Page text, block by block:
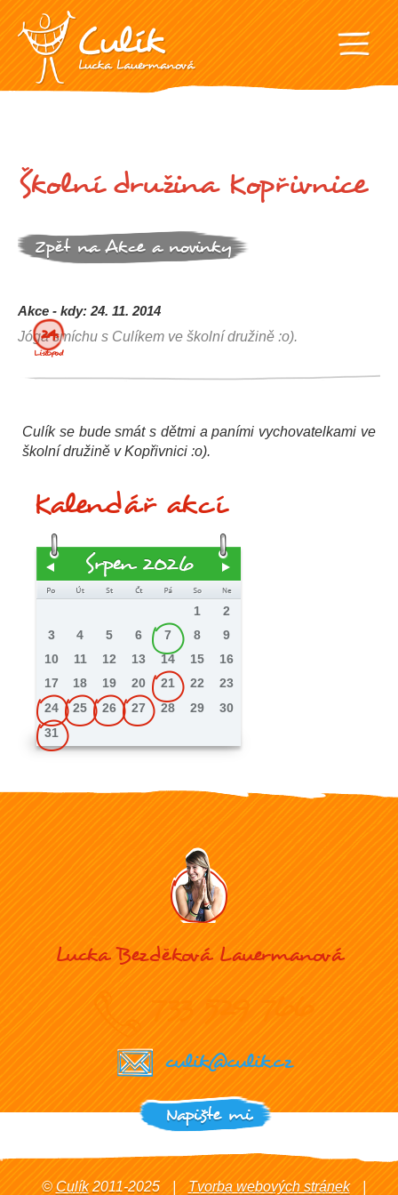
Školní družina Kopřivnice
Zpět na Akce a novinky
24.
Listopad
Akce - kdy: 24. 11. 2014
Jóga smíchu s Culíkem ve školní družině :o).
Culík se bude smát s dětmi a paními vychovatelkami ve
školní družině v Kopřivnici :o).
Kalendář akcí
Srpen 2026
1
2
3
4 5 6 7 8
9
10
11 12 13 14 15
16
17
18 19 20 21 22
23
24
25 26 27 28 29
30
31
Lucka Bezděková Lauermanová
733 529 766
culik@culik.cz
Napište mi
©Culík2011-2025 | Tvorba webových stránek |